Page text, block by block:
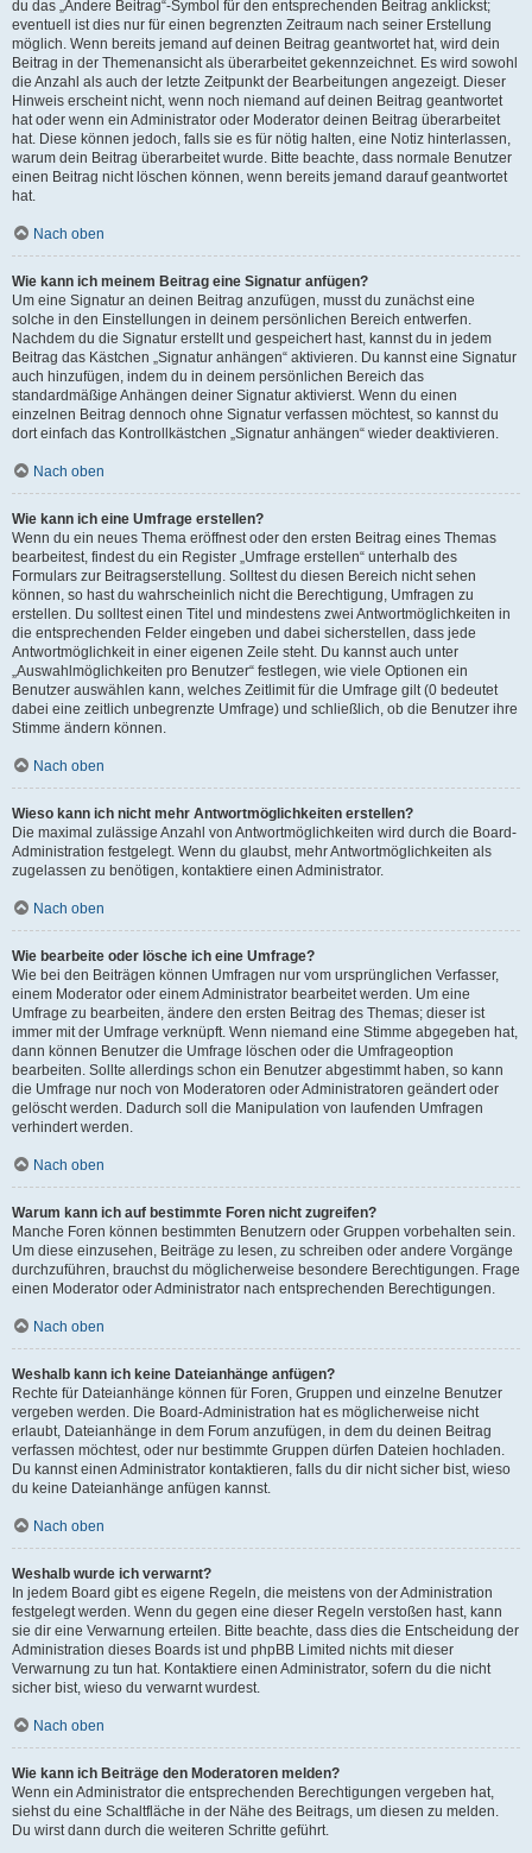
du das „Ändere Beitrag“-Symbol für den entsprechenden Beitrag anklickst;
eventuell ist dies nur für einen begrenzten Zeitraum nach seiner Erstellung
möglich. Wenn bereits jemand auf deinen Beitrag geantwortet hat, wird dein
Beitrag in der Themenansicht als überarbeitet gekennzeichnet. Es wird sowohl
die Anzahl als auch der letzte Zeitpunkt der Bearbeitungen angezeigt. Dieser
Hinweis erscheint nicht, wenn noch niemand auf deinen Beitrag geantwortet
hat oder wenn ein Administrator oder Moderator deinen Beitrag überarbeitet
hat. Diese können jedoch, falls sie es für nötig halten, eine Notiz hinterlassen,
warum dein Beitrag überarbeitet wurde. Bitte beachte, dass normale Benutzer
einen Beitrag nicht löschen können, wenn bereits jemand darauf geantwortet
hat.
Nach oben
Wie kann ich meinem Beitrag eine Signatur anfügen?
Um eine Signatur an deinen Beitrag anzufügen, musst du zunächst eine
solche in den Einstellungen in deinem persönlichen Bereich entwerfen.
Nachdem du die Signatur erstellt und gespeichert hast, kannst du in jedem
Beitrag das Kästchen „Signatur anhängen“ aktivieren. Du kannst eine Signatur
auch hinzufügen, indem du in deinem persönlichen Bereich das
standardmäßige Anhängen deiner Signatur aktivierst. Wenn du einen
einzelnen Beitrag dennoch ohne Signatur verfassen möchtest, so kannst du
dort einfach das Kontrollkästchen „Signatur anhängen“ wieder deaktivieren.
Nach oben
Wie kann ich eine Umfrage erstellen?
Wenn du ein neues Thema eröffnest oder den ersten Beitrag eines Themas
bearbeitest, findest du ein Register „Umfrage erstellen“ unterhalb des
Formulars zur Beitragserstellung. Solltest du diesen Bereich nicht sehen
können, so hast du wahrscheinlich nicht die Berechtigung, Umfragen zu
erstellen. Du solltest einen Titel und mindestens zwei Antwortmöglichkeiten in
die entsprechenden Felder eingeben und dabei sicherstellen, dass jede
Antwortmöglichkeit in einer eigenen Zeile steht. Du kannst auch unter
„Auswahlmöglichkeiten pro Benutzer“ festlegen, wie viele Optionen ein
Benutzer auswählen kann, welches Zeitlimit für die Umfrage gilt (0 bedeutet
dabei eine zeitlich unbegrenzte Umfrage) und schließlich, ob die Benutzer ihre
Stimme ändern können.
Nach oben
Wieso kann ich nicht mehr Antwortmöglichkeiten erstellen?
Die maximal zulässige Anzahl von Antwortmöglichkeiten wird durch die Board-
Administration festgelegt. Wenn du glaubst, mehr Antwortmöglichkeiten als
zugelassen zu benötigen, kontaktiere einen Administrator.
Nach oben
Wie bearbeite oder lösche ich eine Umfrage?
Wie bei den Beiträgen können Umfragen nur vom ursprünglichen Verfasser,
einem Moderator oder einem Administrator bearbeitet werden. Um eine
Umfrage zu bearbeiten, ändere den ersten Beitrag des Themas; dieser ist
immer mit der Umfrage verknüpft. Wenn niemand eine Stimme abgegeben hat,
dann können Benutzer die Umfrage löschen oder die Umfrageoption
bearbeiten. Sollte allerdings schon ein Benutzer abgestimmt haben, so kann
die Umfrage nur noch von Moderatoren oder Administratoren geändert oder
gelöscht werden. Dadurch soll die Manipulation von laufenden Umfragen
verhindert werden.
Nach oben
Warum kann ich auf bestimmte Foren nicht zugreifen?
Manche Foren können bestimmten Benutzern oder Gruppen vorbehalten sein.
Um diese einzusehen, Beiträge zu lesen, zu schreiben oder andere Vorgänge
durchzuführen, brauchst du möglicherweise besondere Berechtigungen. Frage
einen Moderator oder Administrator nach entsprechenden Berechtigungen.
Nach oben
Weshalb kann ich keine Dateianhänge anfügen?
Rechte für Dateianhänge können für Foren, Gruppen und einzelne Benutzer
vergeben werden. Die Board-Administration hat es möglicherweise nicht
erlaubt, Dateianhänge in dem Forum anzufügen, in dem du deinen Beitrag
verfassen möchtest, oder nur bestimmte Gruppen dürfen Dateien hochladen.
Du kannst einen Administrator kontaktieren, falls du dir nicht sicher bist, wieso
du keine Dateianhänge anfügen kannst.
Nach oben
Weshalb wurde ich verwarnt?
In jedem Board gibt es eigene Regeln, die meistens von der Administration
festgelegt werden. Wenn du gegen eine dieser Regeln verstoßen hast, kann
sie dir eine Verwarnung erteilen. Bitte beachte, dass dies die Entscheidung der
Administration dieses Boards ist und phpBB Limited nichts mit dieser
Verwarnung zu tun hat. Kontaktiere einen Administrator, sofern du die nicht
sicher bist, wieso du verwarnt wurdest.
Nach oben
Wie kann ich Beiträge den Moderatoren melden?
Wenn ein Administrator die entsprechenden Berechtigungen vergeben hat,
siehst du eine Schaltfläche in der Nähe des Beitrags, um diesen zu melden.
Du wirst dann durch die weiteren Schritte geführt.